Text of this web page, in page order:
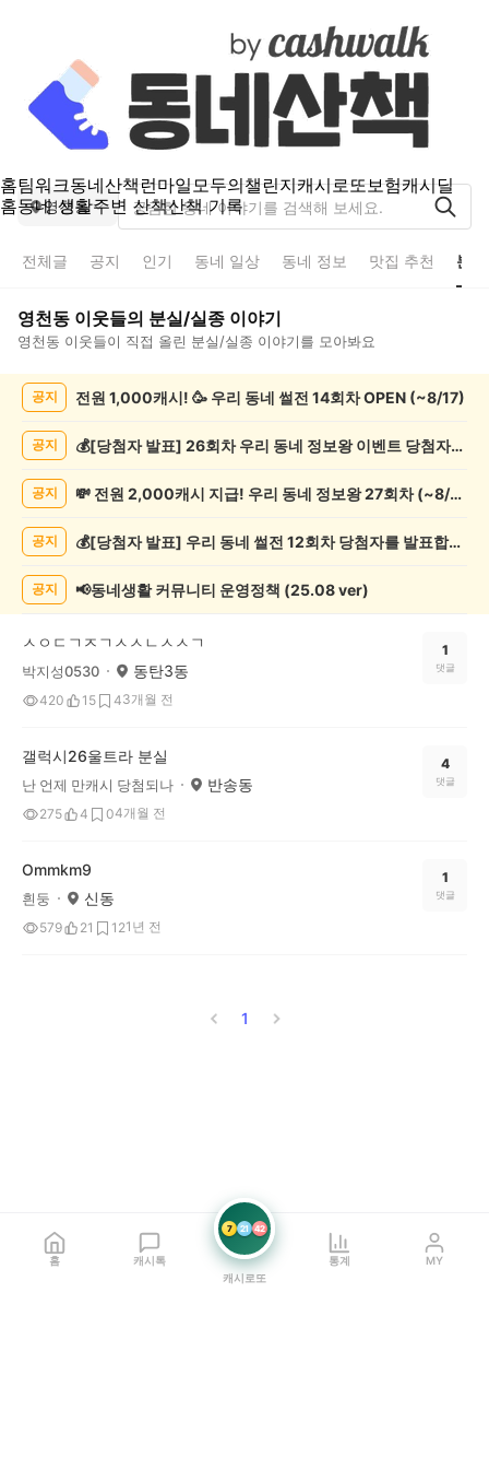
홈팀워크동네산책런마일모두의챌린지캐시로또보험캐시딜
홈동네 생활주변 산책산책 기록
영천동
전체글 공지 인기 동네 일상 동네 정보 맛집 추천 분
영천동 이웃들의 분실/실종 이야기
영천동 이웃들이 직접 올린 분실/실종 이야기를 모아봐요
록
공지 전원 1,000캐시! 🥳 우리 동네 썰전 14회차 OPEN (~8/17)
공지 💰[당첨자 발표] 26회차 우리 동네 정보왕 이벤트 당첨자를 발표합니다!
공지 💸 전원 2,000캐시 지급! 우리 동네 정보왕 27회차 (~8/10)
공지 💰[당첨자 발표] 우리 동네 썰전 12회차 당첨자를 발표합니다!
공지 📢동네생활 커뮤니티 운영정책 (25.08 ver)
ㅅㅇㄷㄱㅈㄱㅅㅅㄴㅅㅅㄱ
박지성0530 동탄3동
420 15 43개월 전
1
댓글
갤럭시26울트라 분실
난 언제 만캐시 당첨되나 반송동
275 4 04개월 전
4
댓글
Ommkm9
흰둥 신동
579 21 121년 전
1
댓글
1
홈 캐시톡
7 21 42
캐시로또
통계 MY